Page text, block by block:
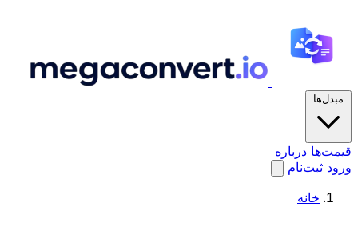
مبدل‌ها
قیمت‌ها درباره
ورود ثبت‌نام
خانه